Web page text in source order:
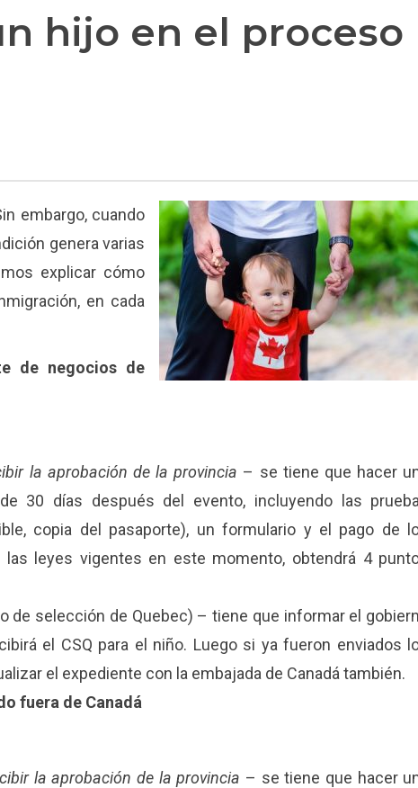
hijo en el proceso
embargo, cuando
genera varias
explicar cómo
en cada
de negocios de
la aprobación de la provincia – se tiene que hacer
30 días después del evento, incluyendo las
copia del pasaporte), un formulario y el pago de
leyes vigentes en este momento, obtendrá 4
de selección de Quebec) – tiene que informar el
el CSQ para el niño. Luego si ya fueron enviados
el expediente con la embajada de Canadá también.
fuera de Canadá
la aprobación de la provincia – se tiene que hacer